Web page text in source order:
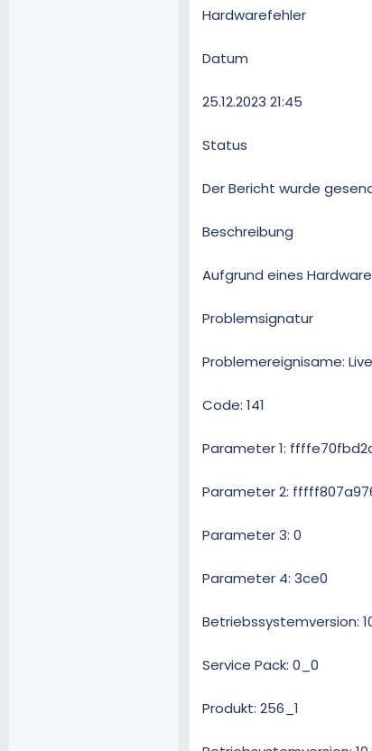
Hardwarefehler
Datum
‎25.‎12.‎2023 21:45
Status
Der Bericht wurde
Beschreibung
Aufgrund eines
Problemsignatur
Problemereignisame:
Code: 141
Parameter 1:
Parameter 2:
Parameter 3: 0
Parameter 4: 3ce0
Betriebssystemversion:
Service Pack: 0_0
Produkt: 256_1